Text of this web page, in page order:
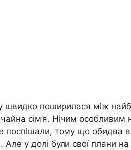
швидко поширилася між
сім’я. Нічим особливим
поспішали, тому що обидва
у долі були свої плани